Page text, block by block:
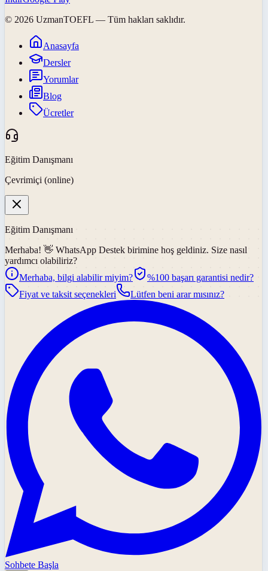
© 2026 UzmanTOEFL — Tüm hakları saklıdır.
Anasayfa
Dersler
Yorumlar
Blog
Ücretler
Eğitim Danışmanı
Çevrimiçi (online)
Eğitim Danışmanı
Merhaba! 👋 WhatsApp Destek birimine hoş geldiniz. Size nasıl
yardımcı olabiliriz?
Merhaba, bilgi alabilir miyim?
%100 başarı garantisi nedir?
Fiyat ve taksit seçenekleri
Lütfen beni arar mısınız?
Sohbete Başla